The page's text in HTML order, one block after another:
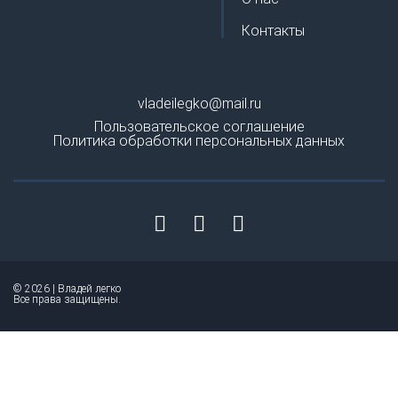
Контакты
vladeilegko@mail.ru
Пользовательское соглашение
Политика обработки персональных данных
© 2026 | Владей легко
Все права защищены.